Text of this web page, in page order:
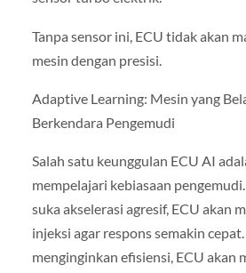
Tanpa sensor ini, ECU tidak akan
mesin dengan presisi.
Adaptive Learning: Mesin yang
Berkendara Pengemudi
Salah satu keunggulan ECU AI
mempelajari kebiasaan
suka akselerasi agresif, ECU akan
injeksi agar respons semakin
menginginkan efisiensi, ECU akan